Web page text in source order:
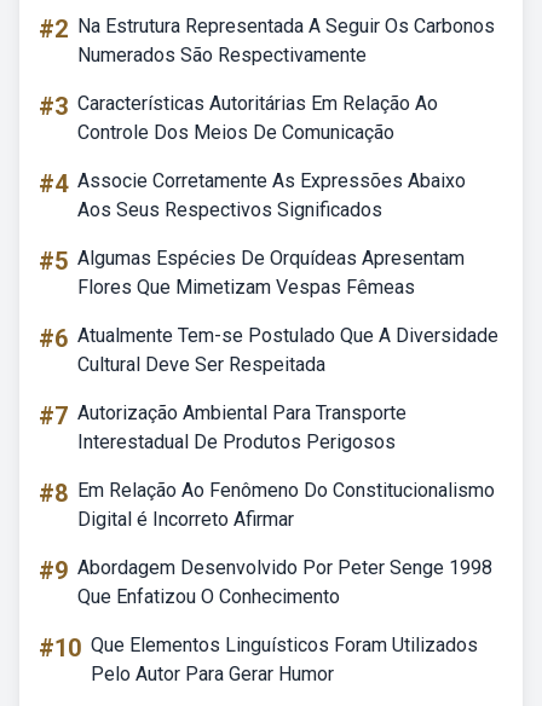
#2 Na Estrutura Representada A Seguir Os Carbonos
Numerados São Respectivamente
#3 Características Autoritárias Em Relação Ao
Controle Dos Meios De Comunicação
#4 Associe Corretamente As Expressões Abaixo
Aos Seus Respectivos Significados
#5 Algumas Espécies De Orquídeas Apresentam
Flores Que Mimetizam Vespas Fêmeas
#6 Atualmente Tem-se Postulado Que A Diversidade
Cultural Deve Ser Respeitada
#7 Autorização Ambiental Para Transporte
Interestadual De Produtos Perigosos
#8 Em Relação Ao Fenômeno Do Constitucionalismo
Digital é Incorreto Afirmar
#9 Abordagem Desenvolvido Por Peter Senge 1998
Que Enfatizou O Conhecimento
#10 Que Elementos Linguísticos Foram Utilizados
Pelo Autor Para Gerar Humor